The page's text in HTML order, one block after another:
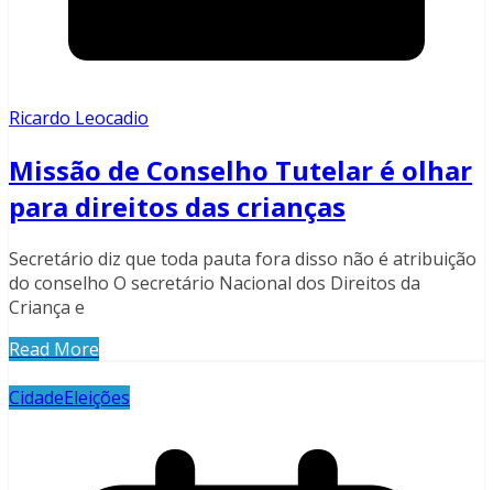
Ricardo Leocadio
Missão de Conselho Tutelar é olhar
para direitos das crianças
Secretário diz que toda pauta fora disso não é atribuição
do conselho O secretário Nacional dos Direitos da
Criança e
Read More
CidadeEleições